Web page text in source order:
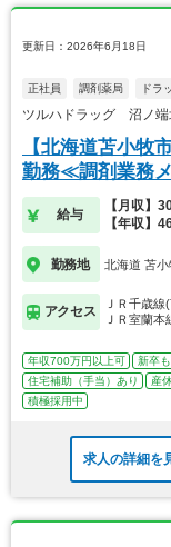
更新日：2026年6月18日
正社員 調剤薬局 ドラ
ツルハドラッグ 沼ノ
【北海道苫小牧
勤務≪調剤業務
給与
【月収】
【年収】
勤務地 北海道 苫小
アクセス
ＪＲ千歳
ＪＲ室蘭
年収700万円以上可 新卒
住宅補助（手当）あり
産
積極採用中
求人の詳細を